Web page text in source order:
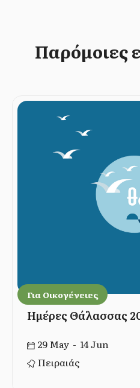
Παρόμοιες
Για Οικογένειες
Ημέρες Θάλασσας
29 May - 14 Jun
Πειραιάς